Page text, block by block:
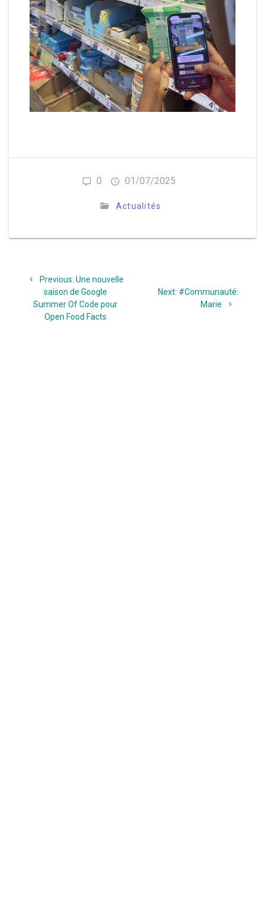
0 01/07/2025
Actualités
l’article
Previous: Previous
post:
Une nouvelle
saison de Google
Summer Of Code pour
Open Food Facts
Next: Next
#Communauté:
Marie